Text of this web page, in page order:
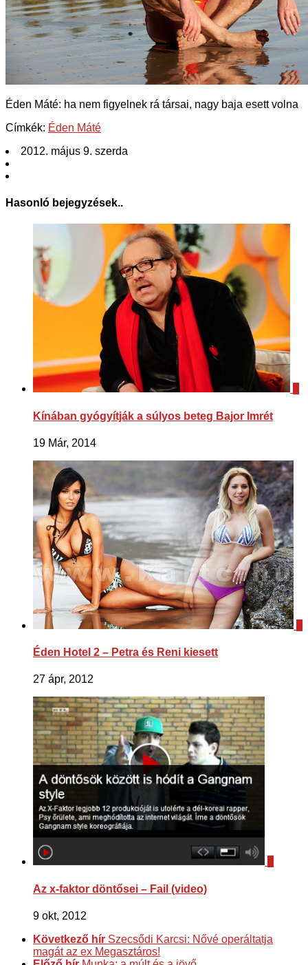
Éden Máté: ha nem figyelnek rá társai, nagy baja esett volna
Címkék: Éden Máté
2012. május 9. szerda
Hasonló bejegyzések..
Kínában gyógyítják a súlyos beteg Bajor Imrét
19 Már, 2014
Éden Hotel 2 – Petra és Reni kiesett
27 ápr, 2012
Az x-faktor döntősei – Fail (video)
9 okt, 2012
Következő hír Szecsődi Karcsi: Nővé operáltatja
magát az ex Megasztáros!